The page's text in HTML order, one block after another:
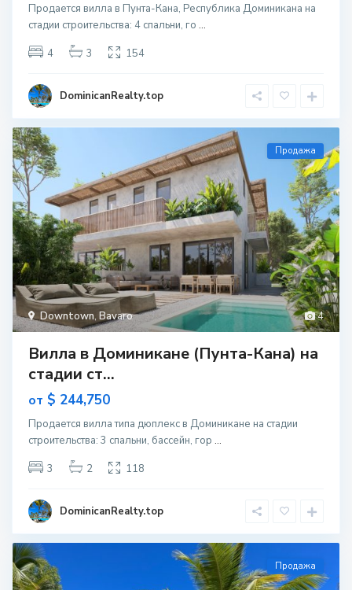
Продается вилла в Пунта-Кана, Республика Доминикана на
стадии строительcтва: 4 спальни, го ...
4
3 154
DominicanRealty.top
4
Downtown, Bavaro
Продажа
Вилла в Доминикане (Пунта-Кана) на
стадии ст...
от $ 244,750
Продается вилла типа дюплекс в Доминикане на стадии
строительcтва: 3 спальни, бассейн, гор ...
3
2 118
DominicanRealty.top
Продажа